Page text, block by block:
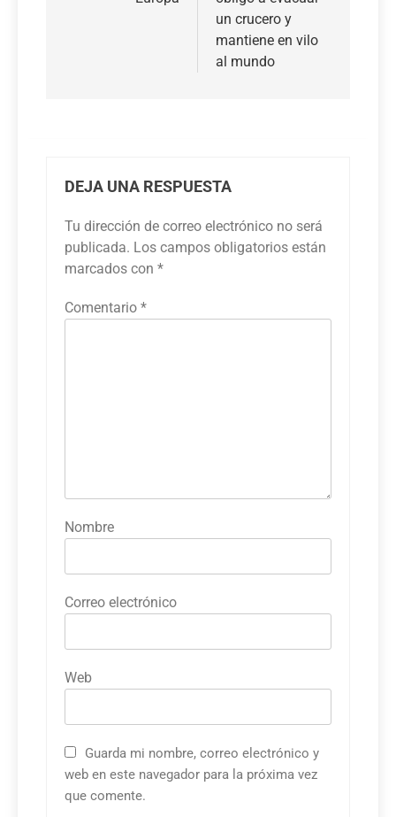
un crucero y
mantiene en vilo
al mundo
DEJA UNA RESPUESTA
Tu dirección de correo electrónico no será
publicada. Los campos obligatorios están
marcados con *
Comentario *
Nombre
Correo electrónico
Web
Guarda mi nombre, correo electrónico y
web en este navegador para la próxima vez
que comente.